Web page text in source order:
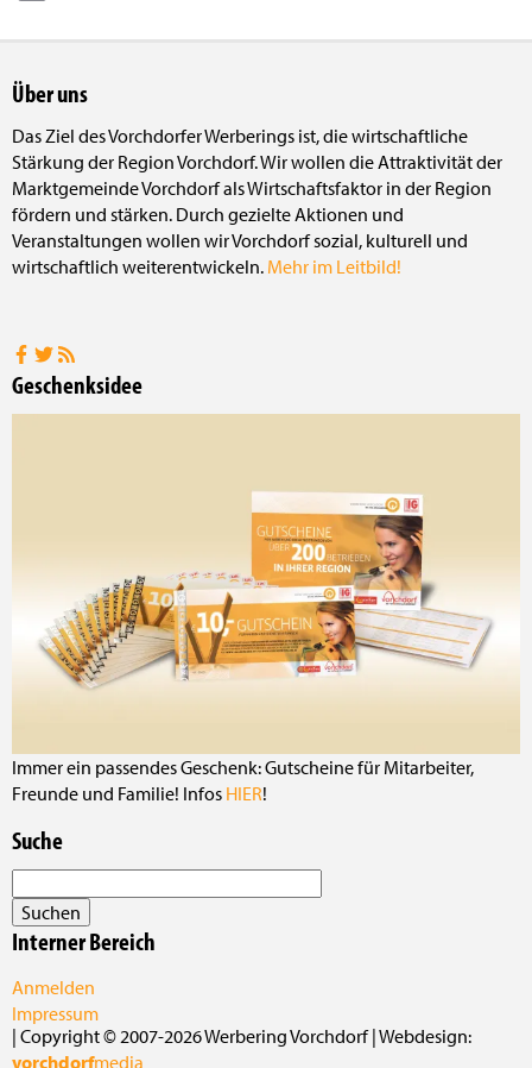
Über uns
Das Ziel des Vorchdorfer Werberings ist, die wirtschaftliche
Stärkung der Region Vorchdorf. Wir wollen die Attraktivität der
Marktgemeinde Vorchdorf als Wirtschaftsfaktor in der Region
fördern und stärken. Durch gezielte Aktionen und
Veranstaltungen wollen wir Vorchdorf sozial, kulturell und
wirtschaftlich weiterentwickeln. Mehr im Leitbild!
Geschenksidee
Immer ein passendes Geschenk: Gutscheine für Mitarbeiter,
Freunde und Familie! Infos HIER!
Suche
Interner Bereich
Anmelden
Impressum
| Copyright © 2007-2026 Werbering Vorchdorf | Webdesign:
vorchdorfmedia